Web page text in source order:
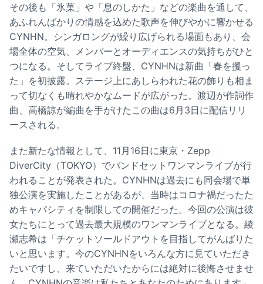
その後も「氷菓」や「息のしかた」などの楽曲を通して、
あふれんばかりの情感を込めた歌声を伸びやかに響かせる
CYNHN。シンガロングが繰り広げられる場面もあり、会
場全体の空気、メンバーとオーディエンスの気持ちがひと
つになる。そしてライブ終盤、CYNHNは新曲「春を攫っ
た」を初披露。ステージ上にあしらわれた花の飾りも相ま
って切なくも晴れやかなムードが広がった。渡辺が作詞作
曲、高橋諒が編曲を手がけたこの曲は6月3日に配信リリ
ースされる。
また新たな情報として、11月16日に東京・Zepp
DiverCity（TOKYO）でバンドセットワンマンライブが行
われることが発表された。CYNHNは過去にも同会場で単
独公演を実施したことがあるが、当時はコロナ禍だったた
めキャパシティを制限しての開催だった。今回の公演は彼
女たちにとって過去最大規模のワンマンライブとなる。綾
瀬志希は「チケットソールドアウトを目指してがんばりた
いと思います。今のCYNHNをいろんな方に見ていただき
たいですし、来ていただいたからには絶対に後悔させませ